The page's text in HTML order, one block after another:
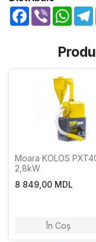
Facebook
Viber
Moara KOLOS
2,8kW
8 849,00 MDL
În Coș